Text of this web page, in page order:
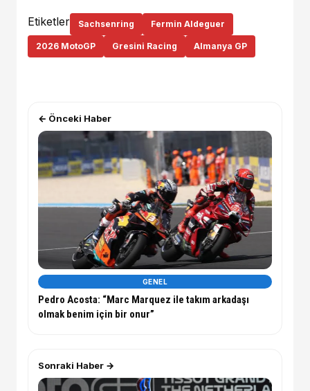
Etiketler Sachsenring Fermin Aldeguer
2026 MotoGP Gresini Racing Almanya GP
← Önceki Haber
GENEL
Pedro Acosta: “Marc Marquez ile takım arkadaşı
olmak benim için bir onur”
Sonraki Haber →